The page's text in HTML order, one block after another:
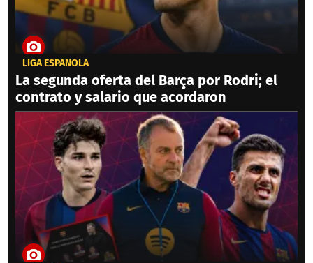
LIGA ESPAÑOLA
La segunda oferta del Barça por Rodri; el
contrato y salario que acordaron